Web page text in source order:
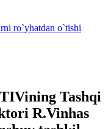
ro`yhatdan o`tishi
Tashqi
R.Vinhas